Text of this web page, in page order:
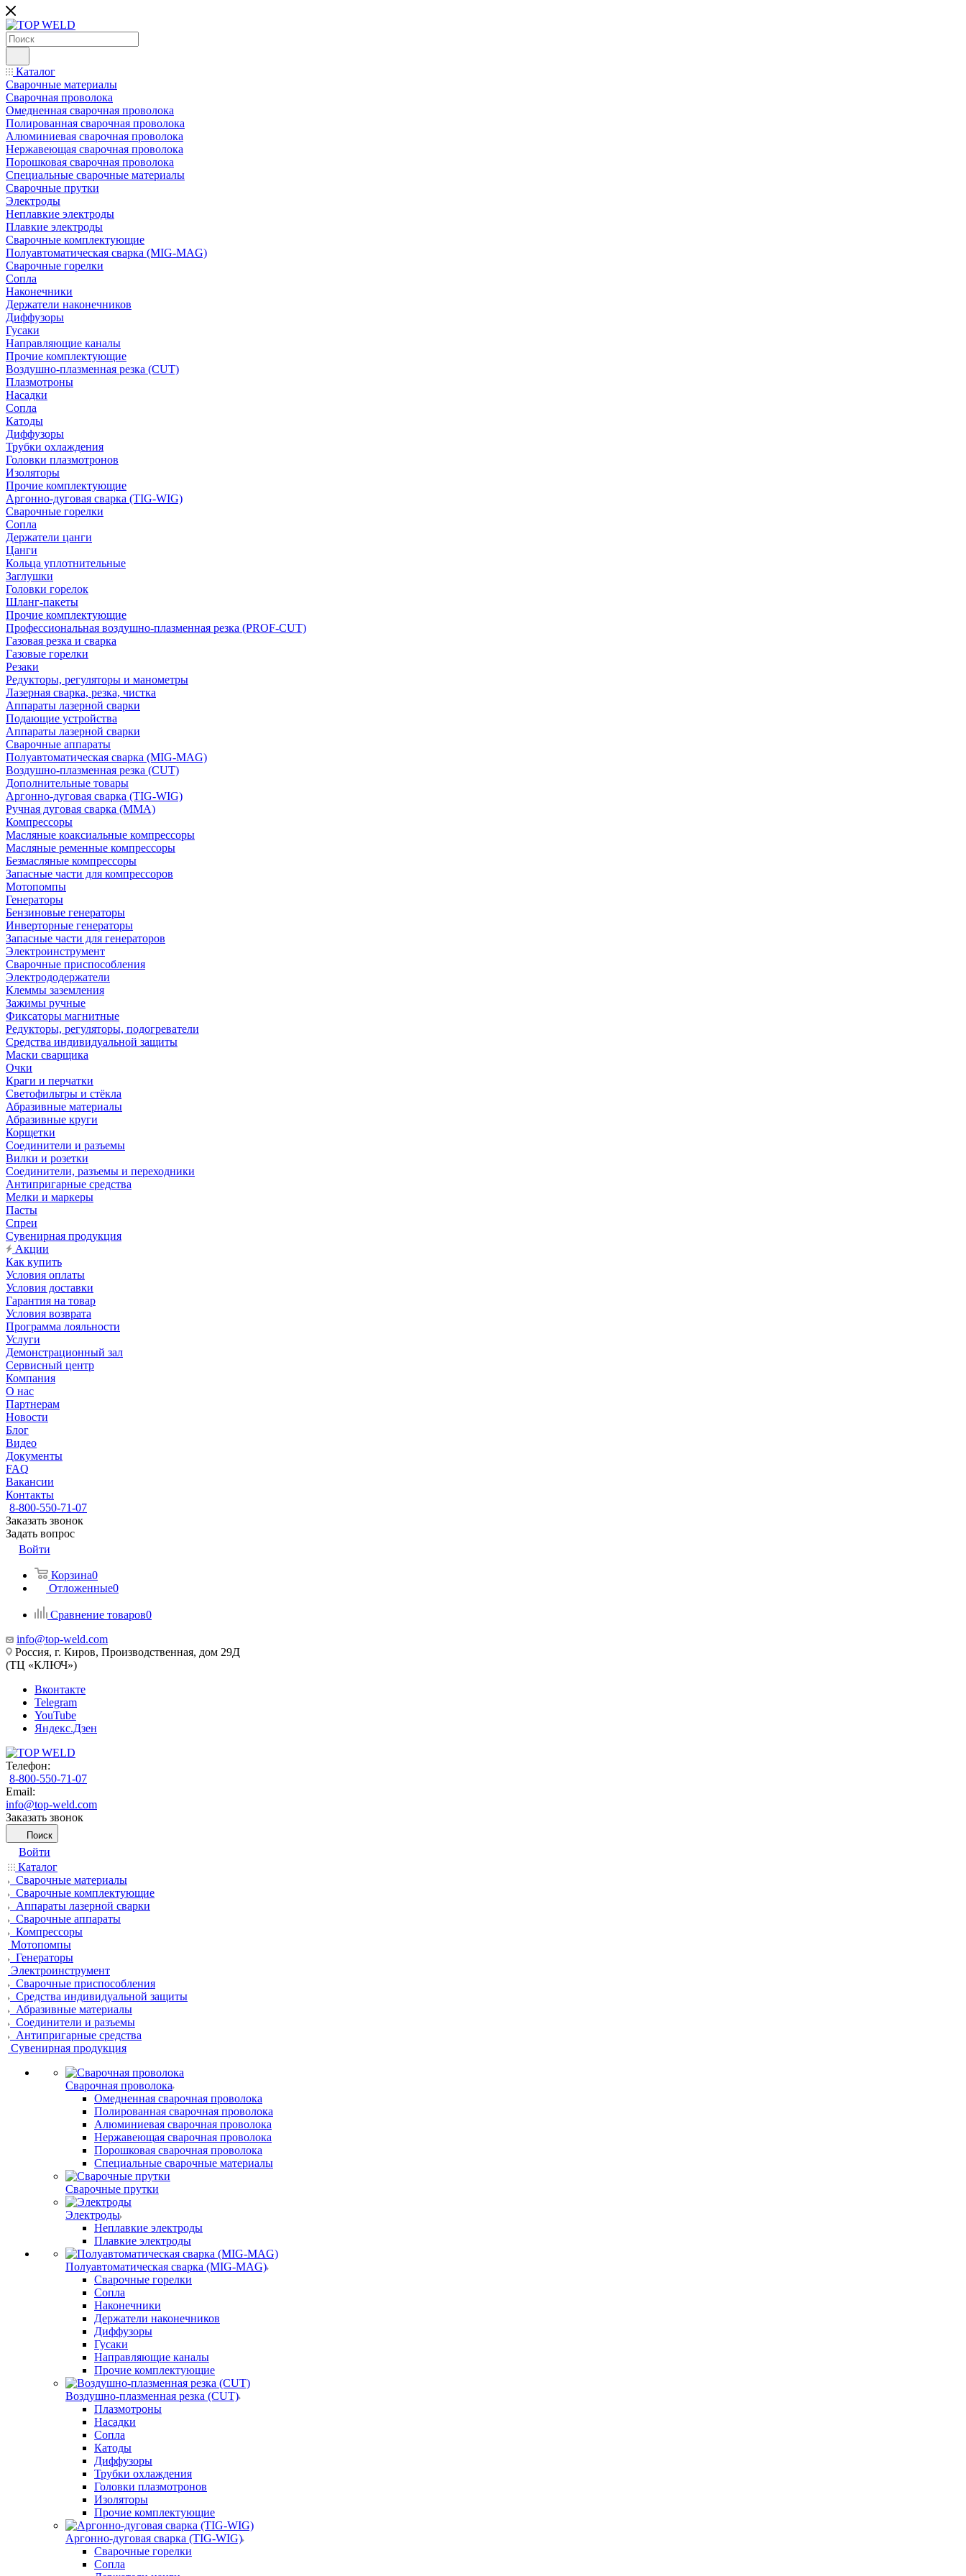
Каталог
Сварочные материалы
Сварочная проволока
Омедненная сварочная проволока
Полированная сварочная проволока
Алюминиевая сварочная проволока
Нержавеющая сварочная проволока
Порошковая сварочная проволока
Специальные сварочные материалы
Сварочные прутки
Электроды
Неплавкие электроды
Плавкие электроды
Сварочные комплектующие
Полуавтоматическая сварка (MIG-MAG)
Сварочные горелки
Сопла
Наконечники
Держатели наконечников
Диффузоры
Гусаки
Направляющие каналы
Прочие комплектующие
Воздушно-плазменная резка (CUT)
Плазмотроны
Насадки
Сопла
Катоды
Диффузоры
Трубки охлаждения
Головки плазмотронов
Изоляторы
Прочие комплектующие
Аргонно-дуговая сварка (TIG-WIG)
Сварочные горелки
Сопла
Держатели цанги
Цанги
Кольца уплотнительные
Заглушки
Головки горелок
Шланг-пакеты
Прочие комплектующие
Профессиональная воздушно-плазменная резка (PROF-CUT)
Газовая резка и сварка
Газовые горелки
Резаки
Редукторы, регуляторы и манометры
Лазерная сварка, резка, чистка
Аппараты лазерной сварки
Подающие устройства
Аппараты лазерной сварки
Сварочные аппараты
Полуавтоматическая сварка (MIG-MAG)
Воздушно-плазменная резка (CUT)
Дополнительные товары
Аргонно-дуговая сварка (TIG-WIG)
Ручная дуговая сварка (MMA)
Компрессоры
Масляные коаксиальные компрессоры
Масляные ременные компрессоры
Безмасляные компрессоры
Запасные части для компрессоров
Мотопомпы
Генераторы
Бензиновые генераторы
Инверторные генераторы
Запасные части для генераторов
Электроинструмент
Сварочные приспособления
Электрододержатели
Клеммы заземления
Зажимы ручные
Фиксаторы магнитные
Редукторы, регуляторы, подогреватели
Средства индивидуальной защиты
Маски сварщика
Очки
Краги и перчатки
Светофильтры и стёкла
Абразивные материалы
Абразивные круги
Корщетки
Соединители и разъемы
Вилки и розетки
Соединители, разъемы и переходники
Антипригарные средства
Мелки и маркеры
Пасты
Спреи
Сувенирная продукция
Акции
Как купить
Условия оплаты
Условия доставки
Гарантия на товар
Условия возврата
Программа лояльности
Услуги
Демонстрационный зал
Сервисный центр
Компания
О нас
Партнерам
Новости
Блог
Видео
Документы
FAQ
Вакансии
Контакты
8-800-550-71-07
Заказать звонок
Задать вопрос
Войти
Корзина0
Отложенные0
Сравнение товаров0
info@top-weld.com
Россия, г. Киров, Производственная, дом 29Д
(ТЦ «КЛЮЧ»)
Вконтакте
Telegram
YouTube
Яндекс.Дзен
Телефон:
8-800-550-71-07
Email:
info@top-weld.com
Заказать звонок
Поиск
Войти
Каталог
Сварочные материалы
Сварочные комплектующие
Аппараты лазерной сварки
Сварочные аппараты
Компрессоры
Мотопомпы
Генераторы
Электроинструмент
Сварочные приспособления
Средства индивидуальной защиты
Абразивные материалы
Соединители и разъемы
Антипригарные средства
Сувенирная продукция
Сварочная проволока
Омедненная сварочная проволока
Полированная сварочная проволока
Алюминиевая сварочная проволока
Нержавеющая сварочная проволока
Порошковая сварочная проволока
Специальные сварочные материалы
Сварочные прутки
Электроды
Неплавкие электроды
Плавкие электроды
Полуавтоматическая сварка (MIG-MAG)
Сварочные горелки
Сопла
Наконечники
Держатели наконечников
Диффузоры
Гусаки
Направляющие каналы
Прочие комплектующие
Воздушно-плазменная резка (CUT)
Плазмотроны
Насадки
Сопла
Катоды
Диффузоры
Трубки охлаждения
Головки плазмотронов
Изоляторы
Прочие комплектующие
Аргонно-дуговая сварка (TIG-WIG)
Сварочные горелки
Сопла